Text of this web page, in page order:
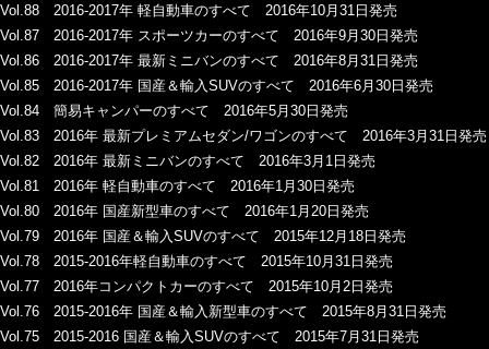
Vol.88 2016-2017年 軽自動車のすべて 2016年10月31日発売
Vol.87 2016-2017年 スポーツカーのすべて 2016年9月30日発売
Vol.86 2016-2017年 最新ミニバンのすべて 2016年8月31日発売
Vol.85 2016-2017年 国産＆輸入SUVのすべて 2016年6月30日発売
Vol.84 簡易キャンパーのすべて 2016年5月30日発売
Vol.83 2016年 最新プレミアムセダン/ワゴンのすべて 2016年3月31日発売
Vol.82 2016年 最新ミニバンのすべて 2016年3月1日発売
Vol.81 2016年 軽自動車のすべて 2016年1月30日発売
Vol.80 2016年 国産新型車のすべて 2016年1月20日発売
Vol.79 2016年 国産＆輸入SUVのすべて 2015年12月18日発売
Vol.78 2015-2016年軽自動車のすべて 2015年10月31日発売
Vol.77 2016年コンパクトカーのすべて 2015年10月2日発売
Vol.76 2015-2016年 国産＆輸入新型車のすべて 2015年8月31日発売
Vol.75 2015-2016 国産＆輸入SUVのすべて 2015年7月31日発売